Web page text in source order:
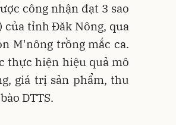
công nhận đạt 3 sao
của tỉnh Đăk Nông, qua
M'nông trồng mắc ca.
thực hiện hiệu quả mô
giá trị sản phẩm, thu
DTTS.